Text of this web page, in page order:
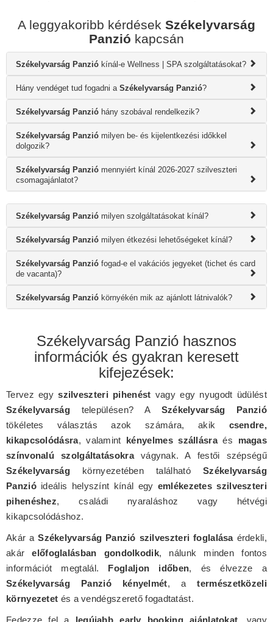
A leggyakoribb kérdések Székelyvarság
Panzió kapcsán
Székelyvarság Panzió kínál-e Wellness | SPA szolgáltatásokat?
Hány vendéget tud fogadni a Székelyvarság Panzió?
Székelyvarság Panzió hány szobával rendelkezik?
Székelyvarság Panzió milyen be- és kijelentkezési időkkel
dolgozik?
Székelyvarság Panzió mennyiért kínál 2026-2027 szilveszteri
csomagajánlatot?
Székelyvarság Panzió milyen szolgáltatásokat kínál?
Székelyvarság Panzió milyen étkezési lehetőségeket kínál?
Székelyvarság Panzió fogad-e el vakációs jegyeket (tichet és card
de vacanta)?
Székelyvarság Panzió környékén mik az ajánlott látnivalók?
Székelyvarság Panzió hasznos
információk és gyakran keresett
kifejezések:
Tervez egyszilveszteri pihenést vagy egy nyugodt üdülést
Székelyvarságtelepülésen? A Székelyvarság Panzió
tökéletes választás azok számára, akik csendre,
kikapcsolódásra, valamint kényelmes szállásraés magas
színvonalú szolgáltatásokravágynak. A festői szépségű
Székelyvarságkörnyezetében találhatóSzékelyvarság
Panzióideális helyszínt kínál egy emlékezetes szilveszteri
pihenéshez, családi nyaraláshoz vagy hétvégi
kikapcsolódáshoz.
Akár aSzékelyvarság Panzió szilveszteri foglalásaérdekli,
akárelőfoglalásban gondolkodik, nálunk minden fontos
információt megtalál. Foglaljon időben, és élvezze a
Székelyvarság Panzió kényelmét, atermészetközeli
környezetet és a vendégszerető fogadtatást.
Fedezze fel a legújabb early booking ajánlatokat , vagy